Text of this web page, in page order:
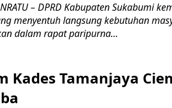
– DPRD Kabupaten Sukabumi
menyentuh langsung kebutuhan
dalam rapat paripurna...
Kades Tamanjaya